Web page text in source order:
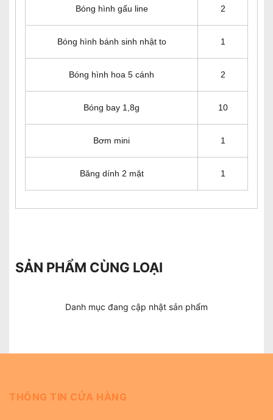
Bóng hình gấu line 2
Bóng hình bánh sinh nhật to 1
Bóng hình hoa 5 cánh 2
Bóng bay 1,8g 10
Bơm mini 1
Băng dính 2 mặt 1
SẢN PHẨM CÙNG LOẠI
Danh mục đang cập nhật sản phẩm
THÔNG TIN CỬA HÀNG